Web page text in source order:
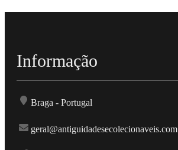
Informação
Braga - Portugal
geral@antiguidadesecolecionaveis.com